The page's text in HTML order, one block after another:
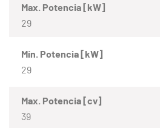
Max. Potencia [kW]
29
Mín. Potencia [kW]
29
Max. Potencia [cv]
39